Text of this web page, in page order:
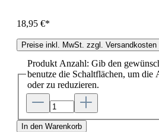
18,95 €*
Preise inkl. MwSt. zzgl. Versandkosten
Produkt Anzahl: Gib den
benutze die Schaltflächen, um die
oder zu reduzieren.
In den Warenkorb